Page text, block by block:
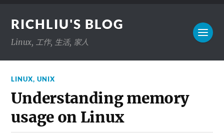
RICHLIU'S BLOG
Linux, 工作, 生活, 家人
LINUX,UNIX
Understanding memory
usage on Linux